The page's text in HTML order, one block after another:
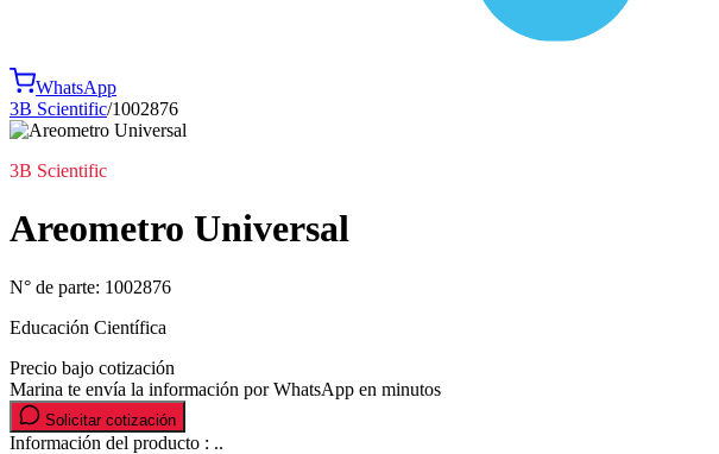
WhatsApp
3B Scientific/1002876
3B Scientific
Areometro Universal
N° de parte: 1002876
Educación Científica
Precio bajo cotización
Marina te envía la información por WhatsApp en minutos
Solicitar cotización
Información del producto : ..